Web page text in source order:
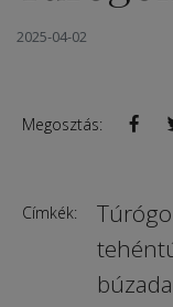
2025-04-02
Megosztás:
Címkék: